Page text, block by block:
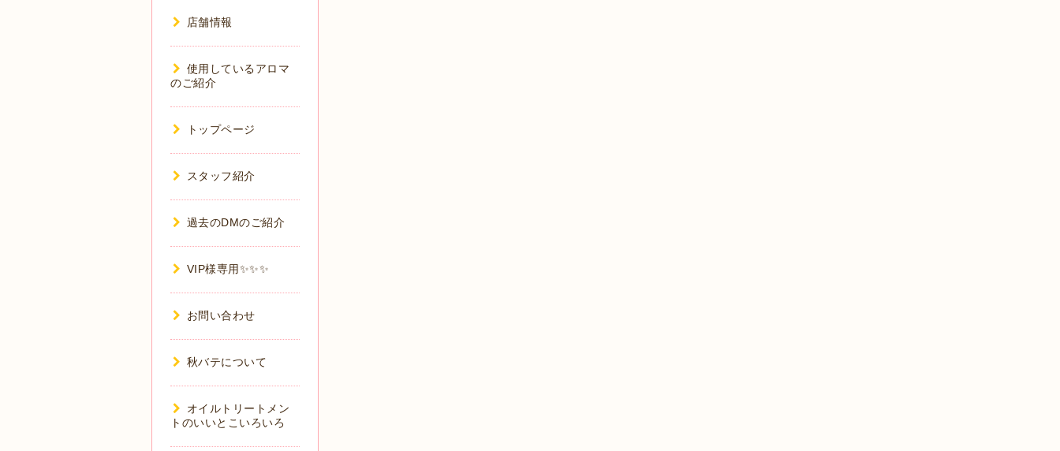
店舗情報
使用しているアロマ
のご紹介
トップページ
スタッフ紹介
過去のDMのご紹介
VIP様専用✨✨✨
お問い合わせ
秋バテについて
オイルトリートメン
トのいいとこいろいろ